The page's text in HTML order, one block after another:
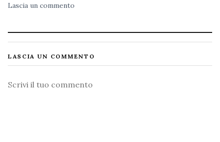
Lascia un commento
LASCIA UN COMMENTO
Commento